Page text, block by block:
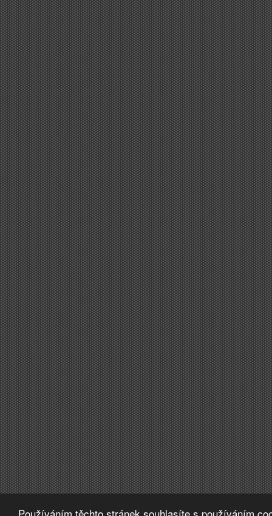
Používáním těchto stránek souhlasíte s používáním